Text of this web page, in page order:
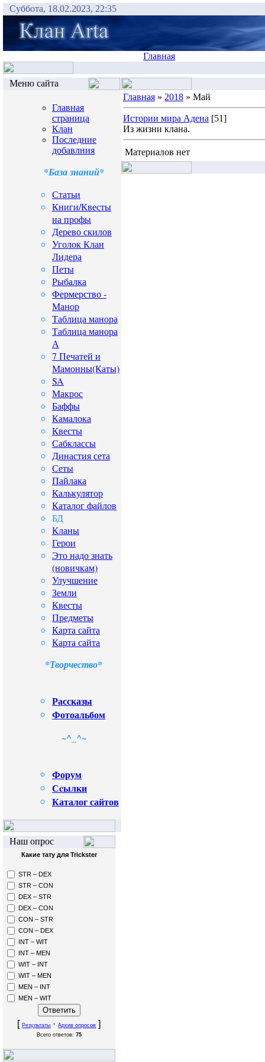
Суббота, 18.02.2023, 22:35
Главная
Меню сайта
Главная
страница
Клан
Последние
добавлния
*База знаний*
Статьи
Книги/Квесты
на профы
Дерево скилов
Уголок Клан
Лидера
Петы
Рыбалка
Фермерство -
Манор
Таблица манора
Таблица манора
А
7 Печатей и
Мамонны(Каты)
SA
Макрос
Баффы
Камалока
Квесты
Сабклассы
Династия сета
Сеты
Пайлака
Калькулятор
Каталог файлов
БД
Кланы
Герои
Это надо знать
(новичкам)
Улучшение
Земли
Квесты
Предметы
Карта сайта
Карта сайта
*Творчество*
Рассказы
Фотоальбом
~^_^~
Форум
Сcылки
Каталог сайтов
Наш опрос
Какие тату для Trickster
STR – DEX
STR – CON
DEX – STR
DEX – CON
CON – STR
CON – DEX
INT – WIT
INT – MEN
WIT – INT
WIT – MEN
MEN – INT
MEN – WIT
[Результаты ·Архив опросов ]
Всего ответов: 75
Главная » 2018 » Май
Истории мира Адена [51]
Из жизни клана.
Материалов нет